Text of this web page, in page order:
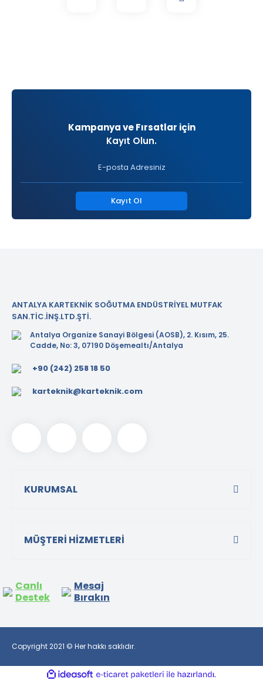
Kampanya ve Fırsatlar için
Kayıt Olun.
Kayıt Ol
ANTALYA KARTEKNİK SOĞUTMA ENDÜSTRİYEL MUTFAK
SAN.TİC.İNŞ.LTD.ŞTİ.
Antalya Organize Sanayi Bölgesi (AOSB), 2. Kısım, 25.
Cadde, No: 3, 07190 Döşemealtı/Antalya
+90 (242) 258 18 50
karteknik@karteknik.com
KURUMSAL
MÜŞTERİ HİZMETLERİ
Canlı
Destek
Mesaj
Bırakın
Copyright 2021 © Her hakkı saklıdır.
ideasoft
e-